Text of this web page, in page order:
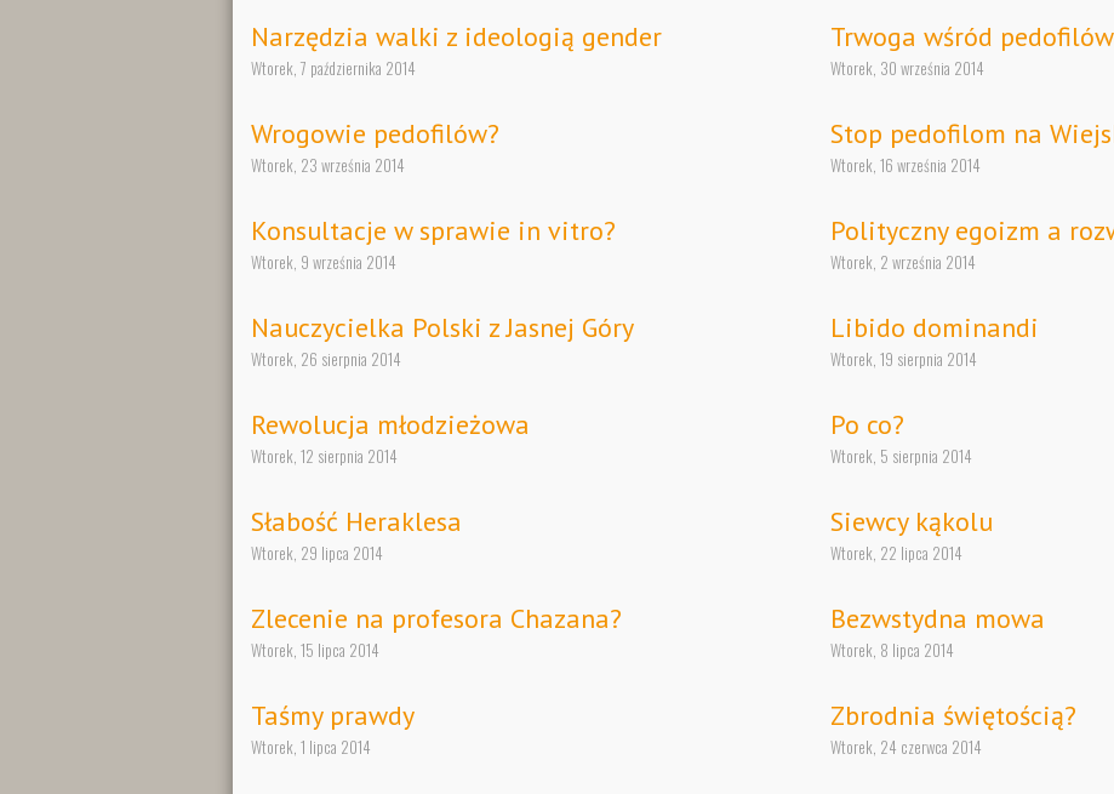
Narzędzia walki z ideologią gender
Wtorek, 7 października 2014
Trwoga wśród pedofilów
Wtorek, 30 września 2014
Wrogowie pedofilów?
Wtorek, 23 września 2014
Stop pedofilom na
Wtorek, 16 września 2014
Konsultacje w sprawie in vitro?
Wtorek, 9 września 2014
Polityczny egoizm a
Wtorek, 2 września 2014
Nauczycielka Polski z Jasnej Góry
Wtorek, 26 sierpnia 2014
Libido dominandi
Wtorek, 19 sierpnia 2014
Rewolucja młodzieżowa
Wtorek, 12 sierpnia 2014
Po co?
Wtorek, 5 sierpnia 2014
Słabość Heraklesa
Wtorek, 29 lipca 2014
Siewcy kąkolu
Wtorek, 22 lipca 2014
Zlecenie na profesora Chazana?
Wtorek, 15 lipca 2014
Bezwstydna mowa
Wtorek, 8 lipca 2014
Taśmy prawdy
Wtorek, 1 lipca 2014
Zbrodnia świętością?
Wtorek, 24 czerwca 2014